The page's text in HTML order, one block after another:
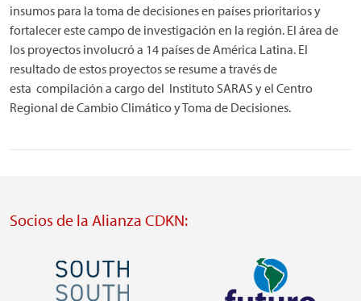
insumos para la toma de decisiones en países prioritarios y
fortalecer este campo de investigación en la región. El área de
los proyectos involucró a 14 países de América Latina. El
resultado de estos proyectos se resume a través de
esta compilación a cargo del Instituto SARAS y el Centro
Regional de Cambio Climático y Toma de Decisiones.
Socios de la Alianza CDKN:
Imagen Imagen